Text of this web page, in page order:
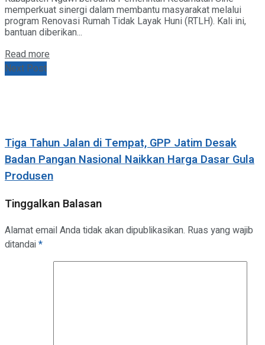
memperkuat sinergi dalam membantu masyarakat melalui
program Renovasi Rumah Tidak Layak Huni (RTLH). Kali ini,
bantuan diberikan...
Read more
Next Post
Tiga Tahun Jalan di Tempat, GPP Jatim Desak
Badan Pangan Nasional Naikkan Harga Dasar Gula
Produsen
Tinggalkan Balasan
Alamat email Anda tidak akan dipublikasikan. Ruas yang wajib
ditandai*